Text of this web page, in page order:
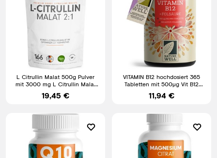
L Citrullin Malat 500g Pulver
mit 3000 mg L Citrullin Malat
2:1 pro Portion
19,45 €
VITAMIN B12 hochdosiert 365
Tabletten mit 500µg Vit B12
FOLSÄURE 200µg pro
11,94 €